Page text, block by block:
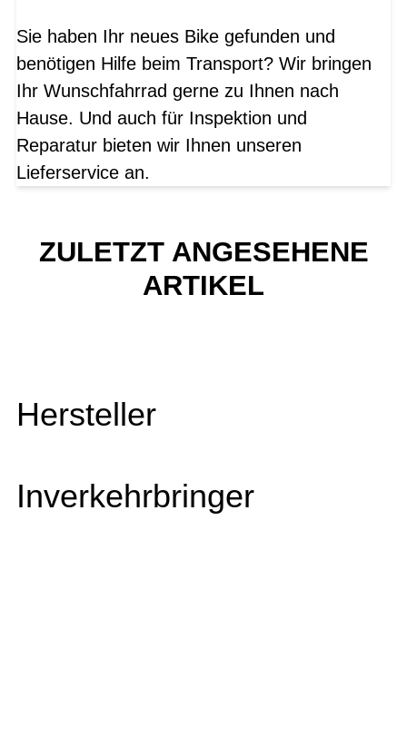
Sie haben Ihr neues Bike gefunden und
benötigen Hilfe beim Transport? Wir bringen
Ihr Wunschfahrrad gerne zu Ihnen nach
Hause. Und auch für Inspektion und
Reparatur bieten wir Ihnen unseren
Lieferservice an.
ZULETZT ANGESEHENE
ARTIKEL
Hersteller
Inverkehrbringer